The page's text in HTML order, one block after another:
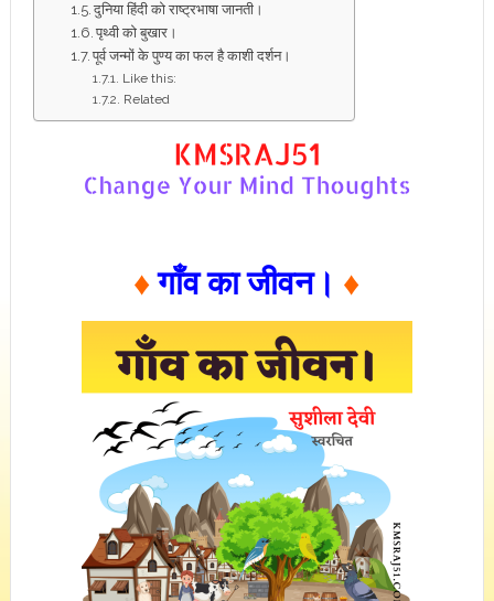
दुनिया हिंदी को राष्ट्रभाषा जानती।
पृथ्वी को बुखार।
पूर्व जन्मों के पुण्य का फल है काशी दर्शन।
Like this:
Related
♦गाँव का जीवन। ♦